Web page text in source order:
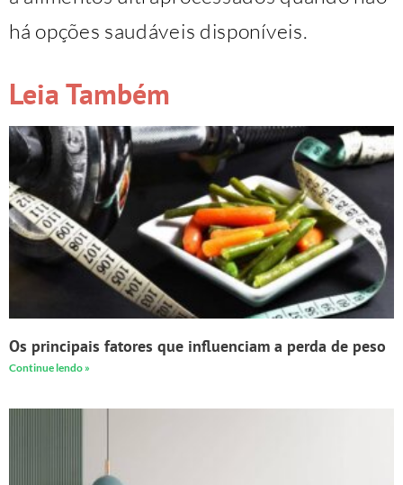
há opções saudáveis disponíveis.
Leia Também
Os principais fatores que influenciam a perda de peso
Continue lendo »